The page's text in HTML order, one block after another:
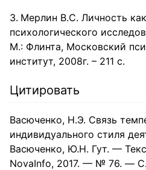
Мерлин B.C. Личность
психологического
М.: Флинта, Московский
институт, 2008г. – 211 с.
Цитировать
Васюченко, Н.Э. Связь
индивидуального стиля
Васюченко, Ю.Н. Гут. —
NovaInfo, 2017. — № 76. —